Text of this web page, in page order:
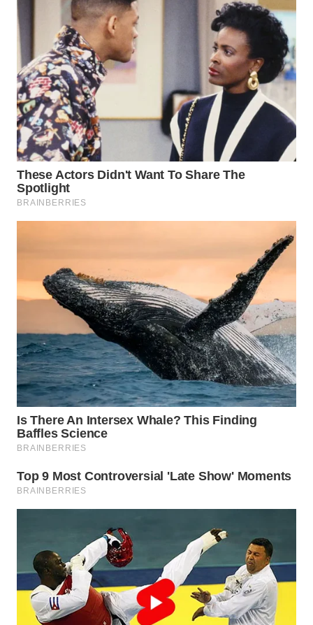
MALUKU
WN
MALUT
WN
DAIRI
WN
DANAU
TOBA
WN
LANGKAT
WN
TAPANULI
SELATAN
WN
TANJUNG
LESUNG
WN
KARO
WN
LABUHANBATU